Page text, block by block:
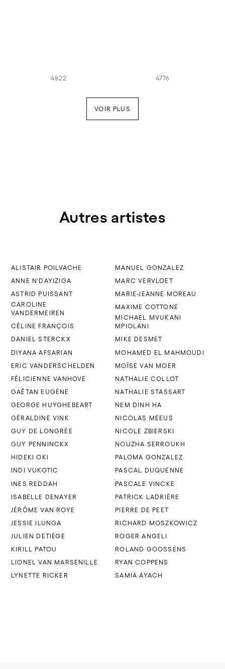
4822 4776
VOIR PLUS
Autres artistes
ALISTAIR POILVACHE
ANNE N'DAYIZIGA
ASTRID PUISSANT
CAROLINE
VANDERMEIREN
CÉLINE FRANÇOIS
DANIEL STERCKX
DIYANA AFSARIAN
ERIC VANDERSCHELDEN
FÉLICIENNE VANHOVE
GAËTAN EUGÈNE
GEORGE HUYGHEBEART
GÉRALDINE VINK
GUY DE LONGRÉE
GUY PENNINCKX
HIDEKI OKI
INDI VUKOTIC
INES REDDAH
ISABELLE DENAYER
JÉRÔME VAN ROYE
JESSIE ILUNGA
JULIEN DETIÈGE
KIRILL PATOU
LIONEL VAN MARSENILLE
LYNETTE RICKER
MANUEL GONZALEZ
MARC VERVLOET
MARIE-JEANNE MOREAU
MAXIME COTTONE
MICHAEL MVUKANI
MPIOLANI
MIKE DESMET
MOHAMED EL MAHMOUDI
MOÏSE VAN MOER
NATHALIE COLLOT
NATHALIE STASSART
NEM DINH HA
NICOLAS MEEUS
NICOLE ZBIERSKI
NOUZHA SERROUKH
PALOMA GONZALEZ
PASCAL DUQUENNE
PASCALE VINCKE
PATRICK LADRIÈRE
PIERRE DE PEET
RICHARD MOSZKOWICZ
ROGER ANGELI
ROLAND GOOSSENS
RYAN COPPENS
SAMIA AYACH